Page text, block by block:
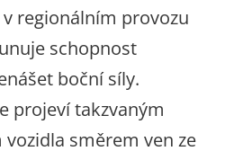
regionálním provozu
schopnost
boční síly.
projeví takzvaným
směrem ven ze